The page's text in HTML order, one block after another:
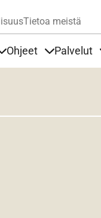
Tietoa meistä
Ohjeet Palvelut